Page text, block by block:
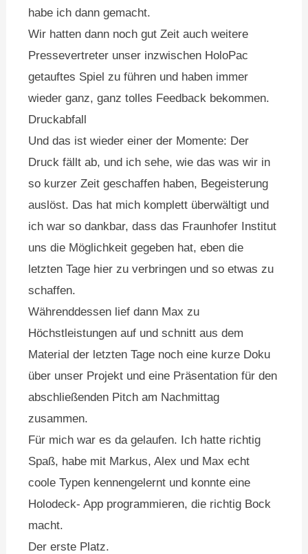
habe ich dann gemacht.
Wir hatten dann noch gut Zeit auch weitere
Pressevertreter unser inzwischen HoloPac
getauftes Spiel zu führen und haben immer
wieder ganz, ganz tolles Feedback bekommen.
Druckabfall
Und das ist wieder einer der Momente: Der
Druck fällt ab, und ich sehe, wie das was wir in
so kurzer Zeit geschaffen haben, Begeisterung
auslöst. Das hat mich komplett überwältigt und
ich war so dankbar, dass das Fraunhofer Institut
uns die Möglichkeit gegeben hat, eben die
letzten Tage hier zu verbringen und so etwas zu
schaffen.
Währenddessen lief dann Max zu
Höchstleistungen auf und schnitt aus dem
Material der letzten Tage noch eine kurze Doku
über unser Projekt und eine Präsentation für den
abschließenden Pitch am Nachmittag
zusammen.
Für mich war es da gelaufen. Ich hatte richtig
Spaß, habe mit Markus, Alex und Max echt
coole Typen kennengelernt und konnte eine
Holodeck- App programmieren, die richtig Bock
macht.
Der erste Platz.